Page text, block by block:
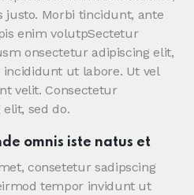
justo. Morbi tincidunt, ante
enim volutpSectetur
onsectetur adipiscing elit,
ut labore. Ut vel
velit. Consectetur
sed do.
omnis iste natus et
consetetur sadipscing
tempor invidunt ut